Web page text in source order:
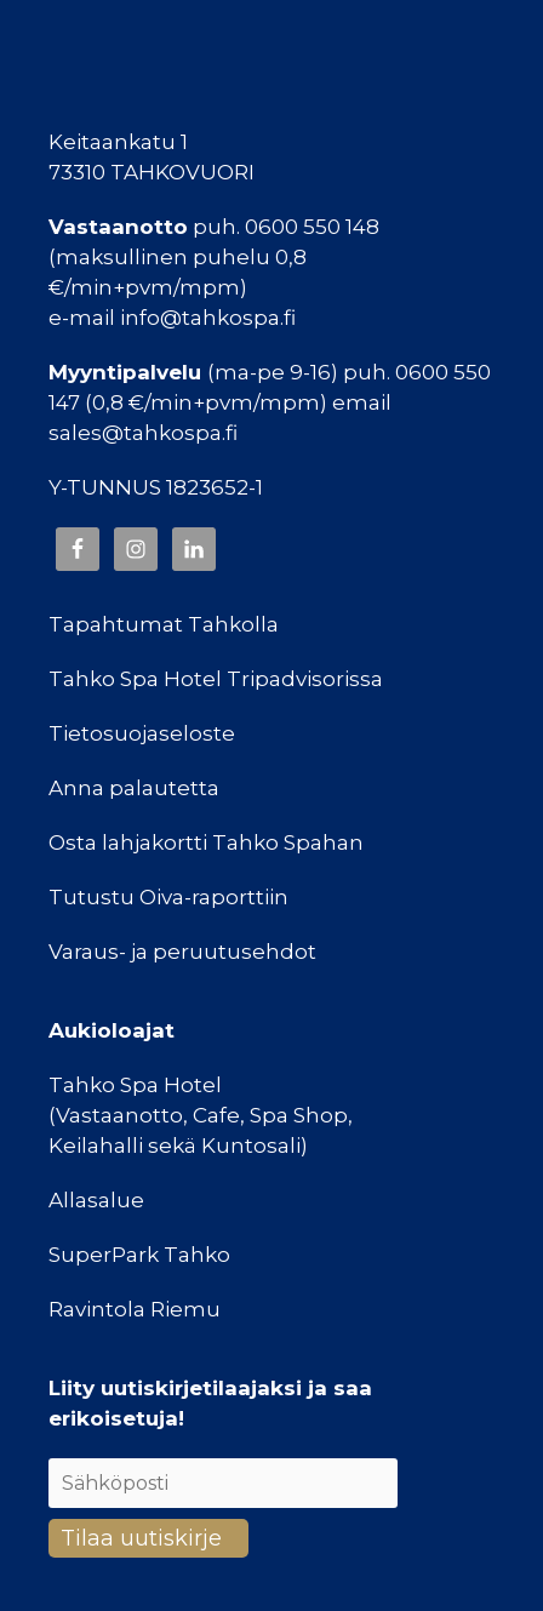
Keitaankatu 1
73310 TAHKOVUORI
Vastaanotto puh. 0600 550 148
(maksullinen puhelu 0,8
€/min+pvm/mpm)
e-mail info@tahkospa.fi
Myyntipalvelu (ma-pe 9-16) puh. 0600 550
147 (0,8 €/min+pvm/mpm) email
sales@tahkospa.fi
Y-TUNNUS 1823652-1
Tapahtumat Tahkolla
Tahko Spa Hotel Tripadvisorissa
Tietosuojaseloste
Anna palautetta
Osta lahjakortti Tahko Spahan
Tutustu Oiva-raporttiin
Varaus- ja peruutusehdot
Aukioloajat
Tahko Spa Hotel
(Vastaanotto, Cafe, Spa Shop,
Keilahalli sekä Kuntosali)
Allasalue
SuperPark Tahko
Ravintola Riemu
Liity uutiskirjetilaajaksi ja saa
erikoisetuja!